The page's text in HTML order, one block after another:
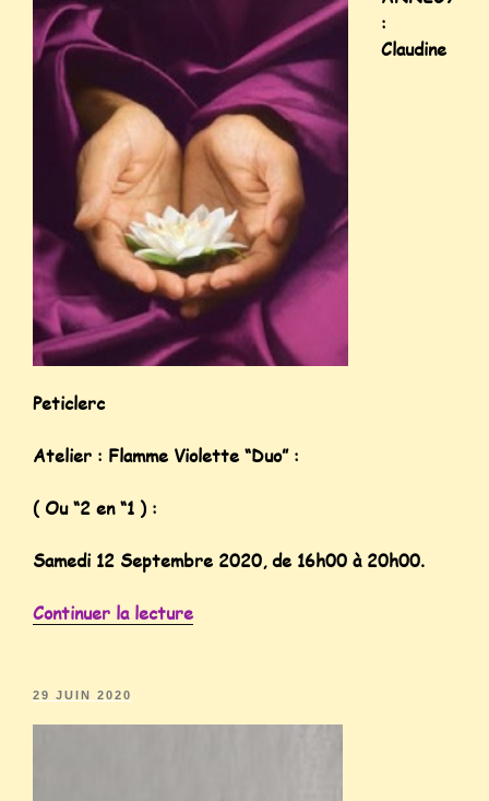
:
Claudine
Peticlerc
Atelier : Flamme Violette “Duo” :
( Ou “2 en “1 ) :
Samedi 12 Septembre 2020, de 16h00 à 20h00.
Continuer la lecture
29 JUIN 2020